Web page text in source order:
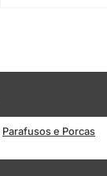
Parafusos e Porcas